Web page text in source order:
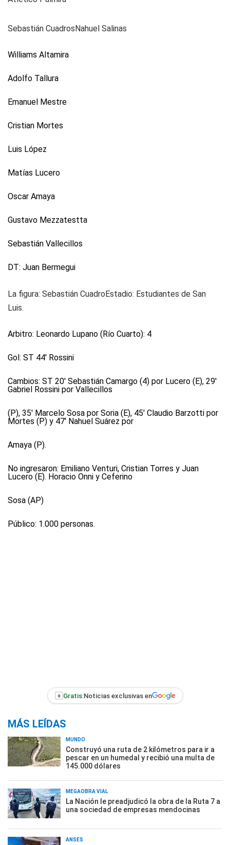
Sebastián CuadrosNahuel Salinas
Williams Altamira
Adolfo Tallura
Emanuel Mestre
Cristian Mortes
Luis López
Matías Lucero
Oscar Amaya
Gustavo Mezzatestta
Sebastián Vallecillos
DT: Juan Bermegui
La figura: Sebastián CuadroEstadio: Estudiantes de San
Luis.
Arbitro: Leonardo Lupano (Río Cuarto): 4
Gol: ST 44' Rossini
Cambios: ST 20' Sebastián Camargo (4) por Lucero (E), 29'
Gabriel Rossini por Vallecillos
(P), 35' Marcelo Sosa por Soria (E), 45' Claudio Barzotti por
Mortes (P) y 47' Nahuel Suárez por
Amaya (P).
No ingresaron: Emiliano Venturi, Cristian Torres y Juan
Lucero (E). Horacio Onni y Ceferino
Sosa (AP)
Público: 1.000 personas.
+ Gratis:Noticias exclusivas en
MÁS LEÍDAS
MUNDO
Construyó una ruta de 2 kilómetros para ir a
pescar en un humedal y recibió una multa de
145.000 dólares
MEGAOBRA VIAL
La Nación le preadjudicó la obra de la Ruta 7 a
una sociedad de empresas mendocinas
ANSES